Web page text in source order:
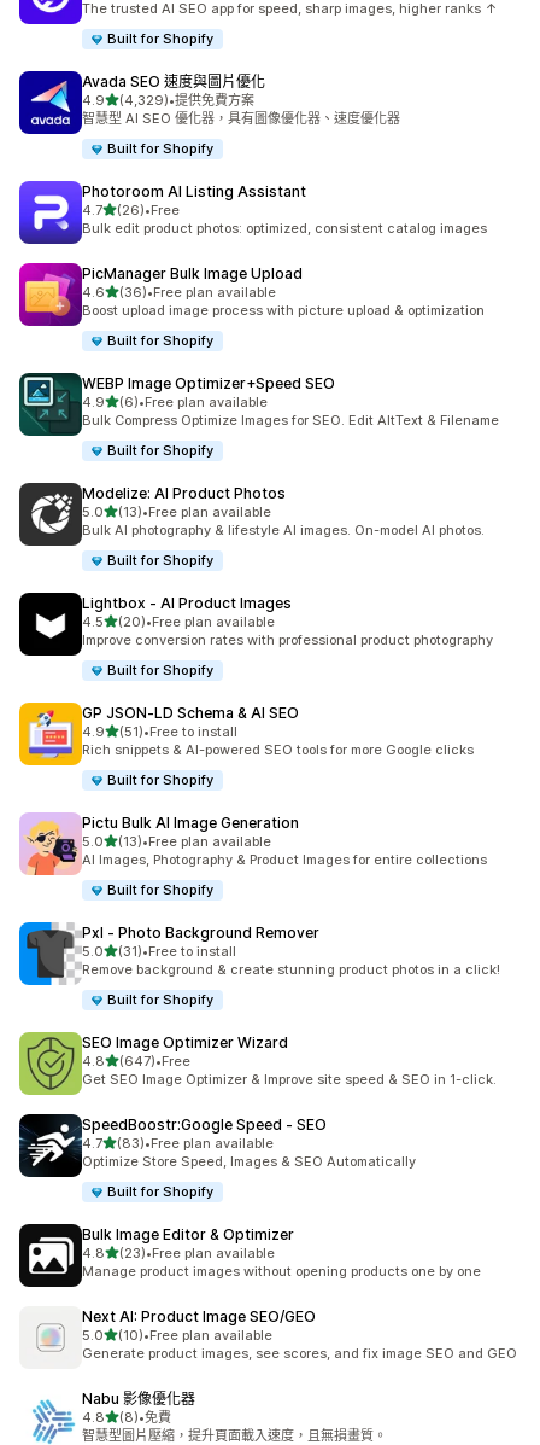
The trusted AI SEO app for speed, sharp images, higher ranks ↑
Built for Shopify
Avada SEO 速度與圖片優化
4.9滿分 5 顆星
(4,329)
共有 4329 則評價
•提供免費方案
智慧型 AI SEO 優化器，具有圖像優化器、速度優化器
Built for Shopify
Photoroom AI Listing Assistant
4.7滿分 5 顆星
(26)
共有 26 則評價
•Free
Bulk edit product photos: optimized, consistent catalog images
PicManager Bulk Image Upload
4.6滿分 5 顆星
(36)
共有 36 則評價
•Free plan available
Boost upload image process with picture upload & optimization
Built for Shopify
WEBP Image Optimizer+Speed SEO
4.9滿分 5 顆星
(6)
共有 6 則評價
•Free plan available
Bulk Compress Optimize Images for SEO. Edit AltText & Filename
Built for Shopify
Modelize: AI Product Photos
5.0滿分 5 顆星
(13)
共有 13 則評價
•Free plan available
Bulk AI photography & lifestyle AI images. On-model AI photos.
Built for Shopify
Lightbox ‑ AI Product Images
4.5滿分 5 顆星
(20)
共有 20 則評價
•Free plan available
Improve conversion rates with professional product photography
Built for Shopify
GP JSON‑LD Schema & AI SEO
4.9滿分 5 顆星
(51)
共有 51 則評價
•Free to install
Rich snippets & AI-powered SEO tools for more Google clicks
Built for Shopify
Pictu Bulk AI Image Generation
5.0滿分 5 顆星
(13)
共有 13 則評價
•Free plan available
AI Images, Photography & Product Images for entire collections
Built for Shopify
Pxl ‑ Photo Background Remover
5.0滿分 5 顆星
(31)
共有 31 則評價
•Free to install
Remove background & create stunning product photos in a click!
Built for Shopify
SEO Image Optimizer Wizard
4.8滿分 5 顆星
(647)
共有 647 則評價
•Free
Get SEO Image Optimizer & Improve site speed & SEO in 1-click.
SpeedBoostr:Google Speed ‑ SEO
4.7滿分 5 顆星
(83)
共有 83 則評價
•Free plan available
Optimize Store Speed, Images & SEO Automatically
Built for Shopify
Bulk Image Editor & Optimizer
4.8滿分 5 顆星
(23)
共有 23 則評價
•Free plan available
Manage product images without opening products one by one
Next AI: Product Image SEO/GEO
5.0滿分 5 顆星
(10)
共有 10 則評價
•Free plan available
Generate product images, see scores, and fix image SEO and GEO
Nabu 影像優化器
4.8滿分 5 顆星
(8)
共有 8 則評價
•免費
智慧型圖片壓縮，提升頁面載入速度，且無損畫質。